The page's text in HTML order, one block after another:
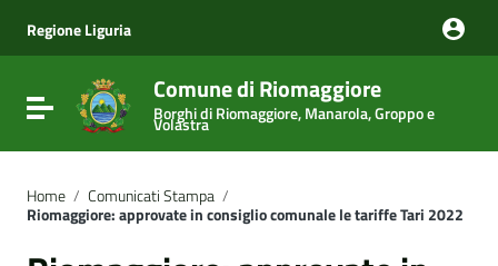
Vai al menu di navigazione
Vai al footer
Regione Liguria
Attiva / disattiva la navigazione
Comune di Riomaggiore
Borghi di Riomaggiore, Manarola, Groppo e
Volastra
Home / Comunicati Stampa /
Riomaggiore: approvate in consiglio comunale le tariffe Tari 2022